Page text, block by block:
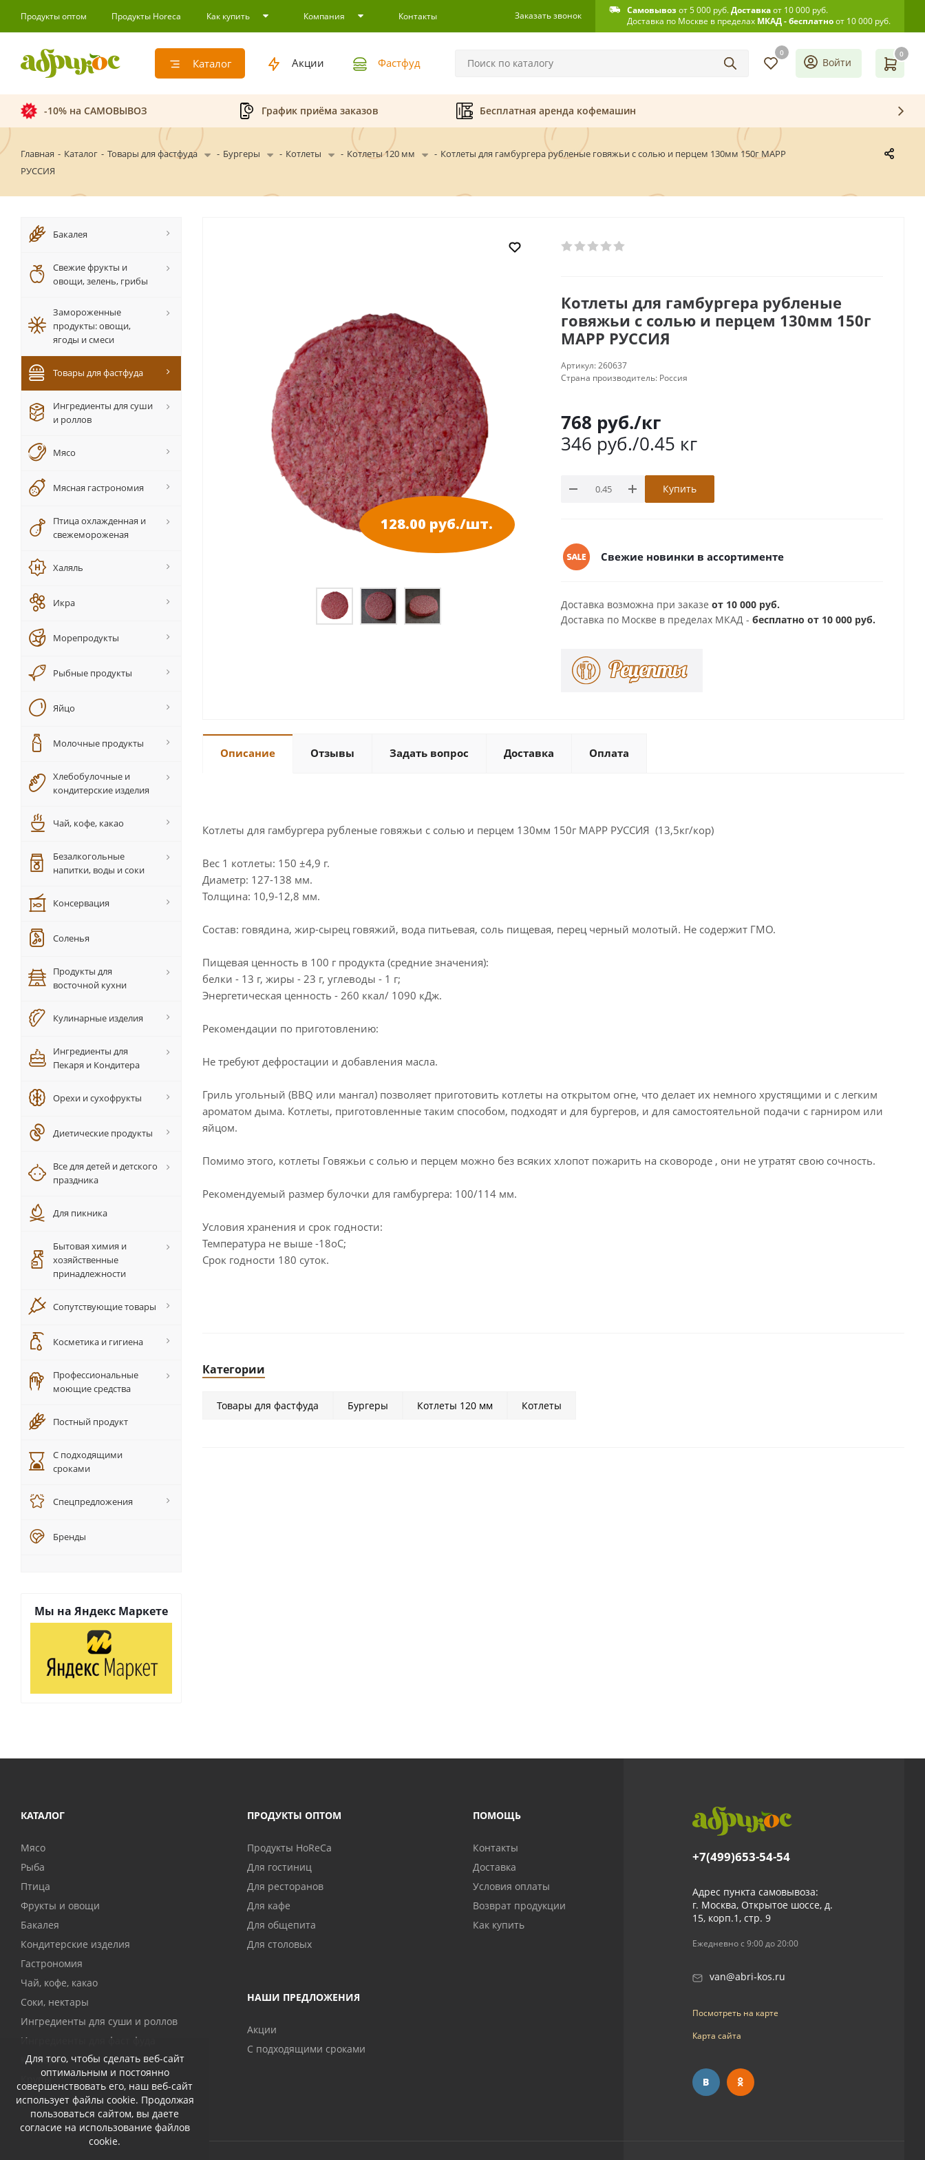
Для того, чтобы сделать веб-сайт
оптимальным и постоянно
совершенствовать его, наш веб-сайт
использует файлы cookie. Продолжая
пользоваться сайтом, вы даете
согласие на использование файлов
cookie.
Продукты оптом Продукты Horeca Как купить Компания Контакты Заказать звонок Самовывозот 5 000 руб.Доставкаот 10 000 руб.
Доставка по Москве в пределах МКАД - бесплатноот 10 000 руб.
Каталог Акции Фастфуд
0 0
Войти
-10% на САМОВЫВОЗ График приёма заказов Бесплатная аренда кофемашин
Главная - Каталог - Товары для фастфуда - Бургеры - Котлеты - Котлеты 120 мм - Котлеты для гамбургера рубленые говяжьи с солью и перцем 130мм 150г МАРР
РУССИЯ
128.00 руб./шт.
Котлеты для гамбургера рубленые
говяжьи с солью и перцем 130мм 150г
МАРР РУССИЯ
Артикул:260637
Страна производитель: Россия
768 руб./кг
346 руб./0.45 кг
Купить
Свежие новинки в ассортименте
Доставка возможна при заказе от 10 000 руб.
Доставка по Москве в пределах МКАД - бесплатно от 10 000 руб.
Описание Отзывы Задать вопрос Доставка Оплата
Котлеты для гамбургера рубленые говяжьи с солью и перцем 130мм 150г МАРР РУССИЯ (13,5кг/кор)
Вес 1 котлеты: 150 ±4,9 г.
Диаметр: 127-138 мм.
Толщина: 10,9-12,8 мм.
Состав: говядина, жир-сырец говяжий, вода питьевая, соль пищевая, перец черный молотый. Не содержит ГМО.
Пищевая ценность в 100 г продукта (средние значения):
белки - 13 г, жиры - 23 г, углеводы - 1 г;
Энергетическая ценность - 260 ккал/ 1090 кДж.
Рекомендации по приготовлению:
Не требуют дефростации и добавления масла.
Гриль угольный (BBQ или мангал) позволяет приготовить котлеты на открытом огне, что делает их немного хрустящими и с легким
ароматом дыма. Котлеты, приготовленные таким способом, подходят и для бургеров, и для самостоятельной подачи с гарниром или
яйцом.
Помимо этого, котлеты Говяжьи с солью и перцем можно без всяких хлопот пожарить на сковороде , они не утратят свою сочность.
Рекомендуемый размер булочки для гамбургера: 100/114 мм.
Условия хранения и срок годности:
Температура не выше -18oC;
Срок годности 180 суток.
Категории
Товары для фастфуда Бургеры Котлеты 120 мм Котлеты
Бакалея
Свежие фрукты и
овощи, зелень, грибы
Замороженные
продукты: овощи,
ягоды и смеси
Товары для фастфуда
Ингредиенты для суши
и роллов
Мясо
Мясная гастрономия
Птица охлажденная и
свежемороженая
Халяль
Икра
Морепродукты
Рыбные продукты
Яйцо
Молочные продукты
Хлебобулочные и
кондитерские изделия
Чай, кофе, какао
Безалкогольные
напитки, воды и соки
Консервация
Соленья
Продукты для
восточной кухни
Кулинарные изделия
Ингредиенты для
Пекаря и Кондитера
Орехи и сухофрукты
Диетические продукты
Все для детей и детского
праздника
Для пикника
Бытовая химия и
хозяйственные
принадлежности
Сопутствующие товары
Косметика и гигиена
Профессиональные
моющие средства
Постный продукт
С подходящими
сроками
Спецпредложения
Бренды
Мы на Яндекс Маркете
КАТАЛОГ
Мясо
Рыба
Птица
Фрукты и овощи
Бакалея
Кондитерские изделия
Гастрономия
Чай, кофе, какао
Соки, нектары
Ингредиенты для суши и роллов
Ингредиенты для фаст фуда
Консервы
Крупы
ПРОДУКТЫ ОПТОМ
Продукты HoReCa
Для гостиниц
Для ресторанов
Для кафе
Для общепита
Для столовых
НАШИ ПРЕДЛОЖЕНИЯ
Акции
С подходящими сроками
ПОМОЩЬ
Контакты
Доставка
Условия оплаты
Возврат продукции
Как купить
+7(499)653-54-54
Адрес пункта самовывоза:
г. Москва, Открытое шоссе, д.
15, корп.1, стр. 9
Ежедневно с 9:00 до 20:00
van@abri-kos.ru
Посмотреть на карте
Карта сайта